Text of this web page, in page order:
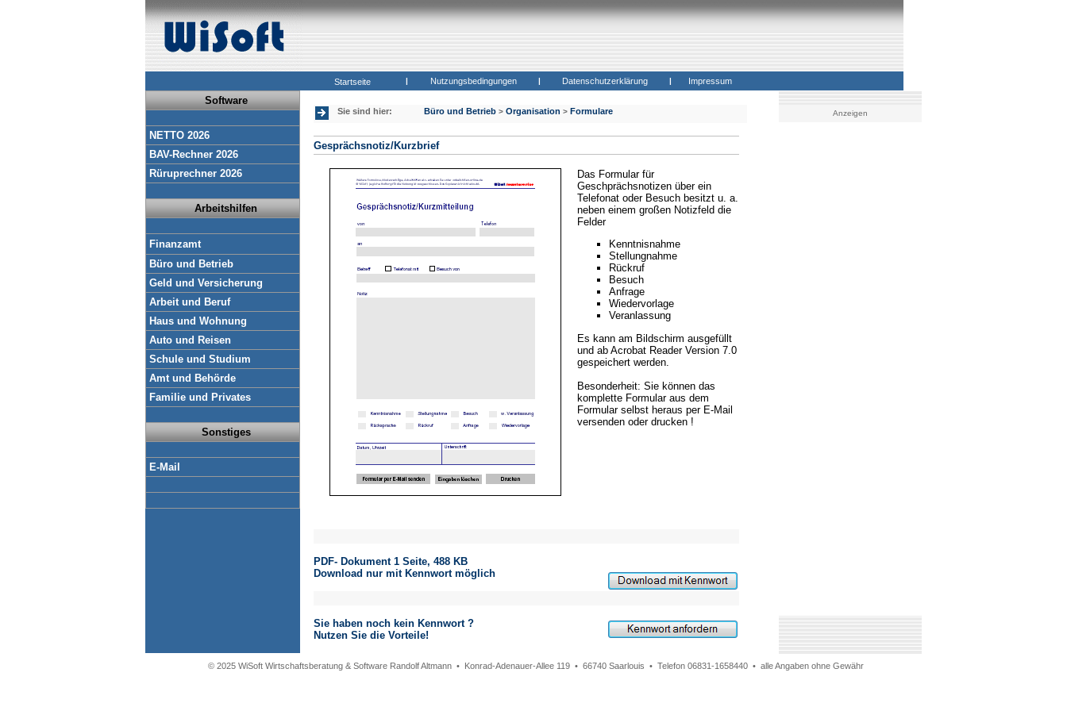
Startseite | Nutzungsbedingungen | Datenschutzerklärung | Impressum
Software
NETTO 2026
BAV-Rechner 2026
Rüruprechner 2026
Arbeitshilfen
Finanzamt
Büro und Betrieb
Geld und Versicherung
Arbeit und Beruf
Haus und Wohnung
Auto und Reisen
Schule und Studium
Amt und Behörde
Familie und Privates
Sonstiges
E-Mail
Sie sind hier: Büro und Betrieb > Organisation > Formulare
Gesprächsnotiz/Kurzbrief
Das Formular für
Geschprächsnotizen über ein
Telefonat oder Besuch besitzt u. a.
neben einem großen Notizfeld die
Felder
Kenntnisnahme
Stellungnahme
Rückruf
Besuch
Anfrage
Wiedervorlage
Veranlassung
Es kann am Bildschirm ausgefüllt
und ab Acrobat Reader Version 7.0
gespeichert werden.
Besonderheit: Sie können das
komplette Formular aus dem
Formular selbst heraus per E-Mail
versenden oder drucken !
PDF- Dokument 1 Seite, 488 KB
Download nur mit Kennwort möglich
Sie haben noch kein Kennwort ?
Nutzen Sie die Vorteile!
Anzeigen
© 2025 WiSoft Wirtschaftsberatung & Software Randolf Altmann • Konrad-Adenauer-Allee 119 • 66740 Saarlouis • Telefon 06831-1658440 • alle Angaben ohne Gewähr